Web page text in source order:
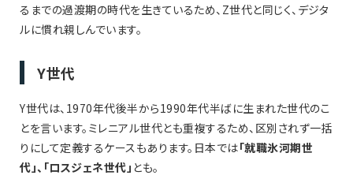
るまでの過渡期の時代を生きているため、Z世代と同じく、デジタ
ルに慣れ親しんでいます。
Y世代
Y世代は、1970年代後半から1990年代半ばに生まれた世代のこ
とを言います。ミレニアル世代とも重複するため、区別されず一括
りにして定義するケースもあります。日本では「就職氷河期世
代」、「ロスジェネ世代」 とも。